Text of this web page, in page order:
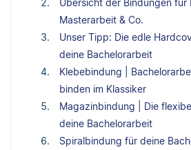
Masterarbeit & Co.
Unser Tipp: Die edle
deine Bachelorarbeit
Klebebindung |
binden im Klassiker
Magazinbindung | Die
deine Bachelorarbeit
Spiralbindung für deine